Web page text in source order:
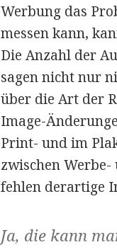
Werbung das
messen kann,
Die Anzahl der
sagen nicht nur
über die Art der
Image-
Print- und im
zwischen
fehlen derartige
Ja, die kann